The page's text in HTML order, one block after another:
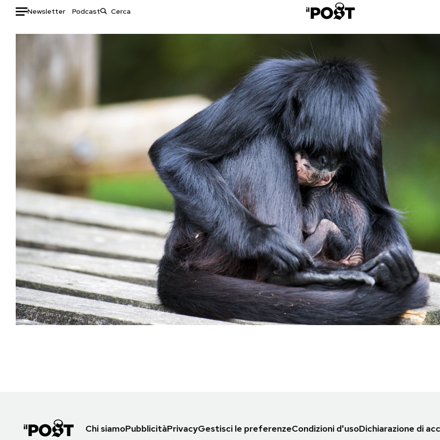
Newsletter Podcast
Auto
Italia
Politica
Scienza
Cultura
Sport
Consumismi
Ok Boomer!
Media
Altrecose
Mondiali calcio 2026
PODCAST
NEWSLETTER
I MIEI PREFERITI
Area Personale
Newsletter
Chi siamoPubblicitàPrivacyGestisci le preferenzeCondizioni d'usoDichiarazione di